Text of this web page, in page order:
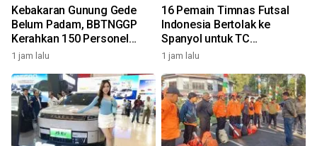
Kebakaran Gunung Gede
Belum Padam, BBTNGGP
Kerahkan 150 Personel
Tambahan
1 jam lalu
16 Pemain Timnas Futsal
Indonesia Bertolak ke
Spanyol untuk TC
Komprehensif
1 jam lalu